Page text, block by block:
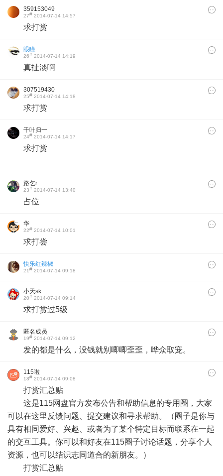
359153049
27# 2014-07-14 14:57
求打赏
眼瞳
26# 2014-07-14 14:19
真扯淡啊
307519430
25# 2014-07-14 14:18
求打赏
千叶归一
24# 2014-07-14 14:17
求打赏
路乞r
23# 2014-07-14 13:40
占位
华
22# 2014-07-14 10:01
求打尝
快乐红辣椒
21# 2014-07-14 09:18
小天sk
20# 2014-07-14 09:14
求打赏过5级
匿名成员
19# 2014-07-14 09:12
发的都是什么，没钱就别唧唧歪歪，哗众取宠。
115啦
18# 2014-07-14 09:08
打赏汇总贴
这是115网盘官方发布公告和帮助信息的专用圈，大家
可以在这里反馈问题、提交建议和寻求帮助。（圈子是你与
具有相同爱好、兴趣、或者为了某个特定目标而联系在一起
的交互工具。你可以和好友在115圈子讨论话题，分享个人
资源，也可以结识志同道合的新朋友。）
打赏汇总贴